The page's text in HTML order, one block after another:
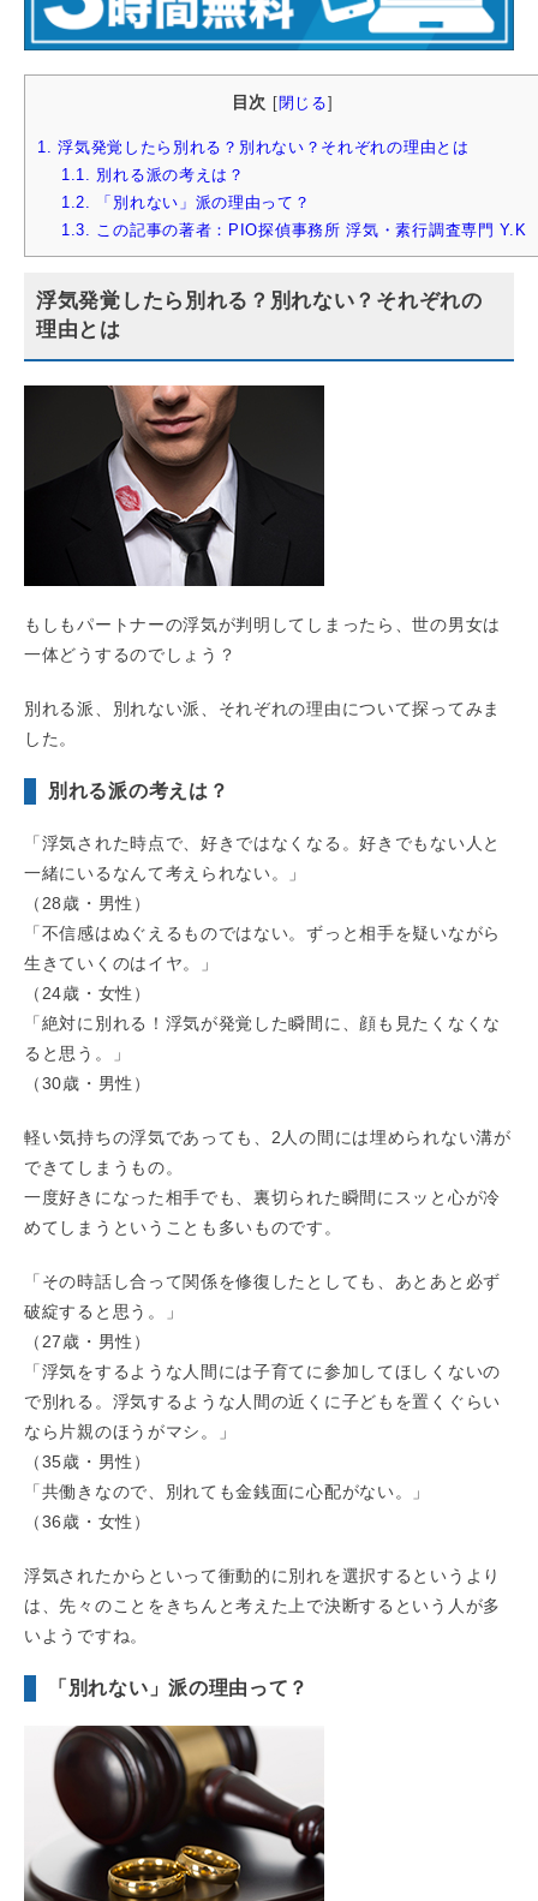
目次 [閉じる]
1.
浮気発覚したら別れる？別れない？それぞれの理由とは
1.1.
別れる派の考えは？
1.2.
「別れない」派の理由って？
1.3.
この記事の著者：PIO探偵事務所 浮気・素行調査専門 Y.K
浮気発覚したら別れる？別れない？それぞれの
理由とは
もしもパートナーの浮気が判明してしまったら、世の男女は
一体どうするのでしょう？
別れる派、別れない派、それぞれの理由について探ってみま
した。
別れる派の考えは？
「浮気された時点で、好きではなくなる。好きでもない人と
一緒にいるなんて考えられない。」
（28歳・男性）
「不信感はぬぐえるものではない。ずっと相手を疑いながら
生きていくのはイヤ。」
（24歳・女性）
「絶対に別れる！浮気が発覚した瞬間に、顔も見たくなくな
ると思う。」
（30歳・男性）
軽い気持ちの浮気であっても、2人の間には埋められない溝が
できてしまうもの。
一度好きになった相手でも、裏切られた瞬間にスッと心が冷
めてしまうということも多いものです。
「その時話し合って関係を修復したとしても、あとあと必ず
破綻すると思う。」
（27歳・男性）
「浮気をするような人間には子育てに参加してほしくないの
で別れる。浮気するような人間の近くに子どもを置くぐらい
なら片親のほうがマシ。」
（35歳・男性）
「共働きなので、別れても金銭面に心配がない。」
（36歳・女性）
浮気されたからといって衝動的に別れを選択するというより
は、先々のことをきちんと考えた上で決断するという人が多
いようですね。
「別れない」派の理由って？